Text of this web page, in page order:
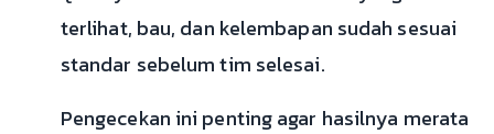
terlihat, bau, dan kelembapan sudah sesuai
standar sebelum tim selesai.
Pengecekan ini penting agar hasilnya merata